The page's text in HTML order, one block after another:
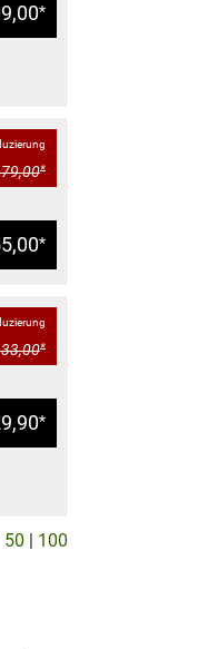
*
79,00*
*
33,00*
*
50 | 100